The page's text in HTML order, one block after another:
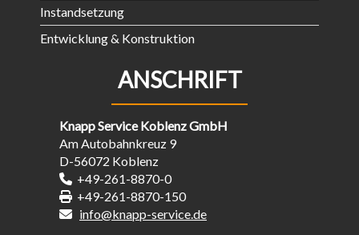
Instandsetzung
Entwicklung & Konstruktion
ANSCHRIFT
Knapp Service Koblenz GmbH
Am Autobahnkreuz 9
D-56072 Koblenz
+49-261-8870-0
+49-261-8870-150
info@knapp-service.de